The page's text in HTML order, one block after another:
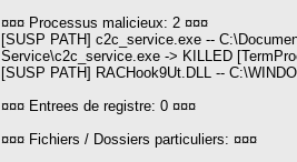
¤¤¤ Processus malicieux: 2 ¤¤¤
[SUSP PATH] c2c_service.exe --
Service\c2c_service.exe -> KILLED
[SUSP PATH] RACHook9Ut.DLL --
¤¤¤ Entrees de registre: 0 ¤¤¤
¤¤¤ Fichiers / Dossiers particuliers: ¤¤¤